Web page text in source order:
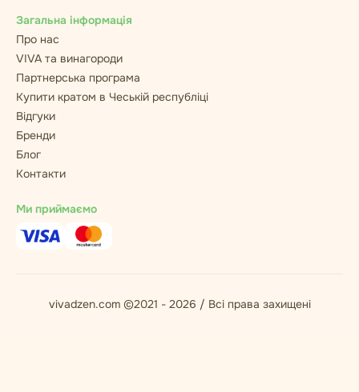
Загальна інформація
Про нас
VIVA та винагороди
Партнерська програма
Купити кратом в Чеській республіці
Відгуки
Бренди
Блог
Контакти
Ми приймаємо
vivadzen.com ©2021 - 2026 / Всі права захищені